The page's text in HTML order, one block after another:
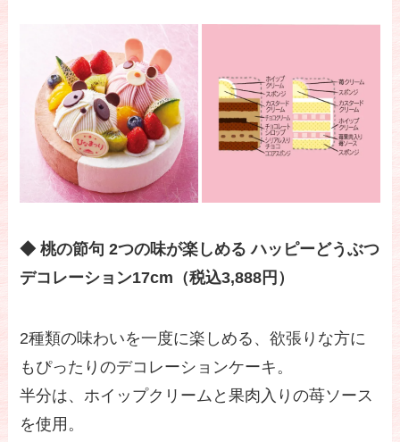
◆ 桃の節句 2つの味が楽しめる ハッピーどうぶつ
デコレーション17cm（税込3,888円）
2種類の味わいを一度に楽しめる、欲張りな方に
もぴったりのデコレーションケーキ。
半分は、ホイップクリームと果肉入りの苺ソース
を使用。